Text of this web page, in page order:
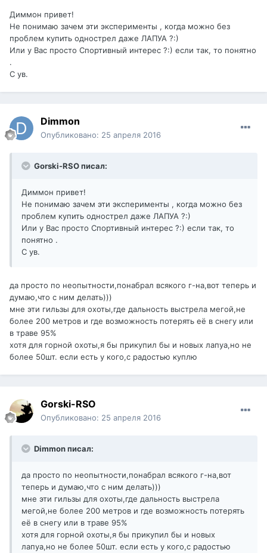
Диммон привет!
Не понимаю зачем эти эксперименты , когда можно без
проблем купить однострел даже ЛАПУА ?:)
Или у Вас просто Спортивный интерес ?:) если так, то понятно
.
С ув.
Dimmon
Опубликовано: 25 апреля 2016
Gorski-RSO писал:
Диммон привет!
Не понимаю зачем эти эксперименты , когда можно без
проблем купить однострел даже ЛАПУА ?:)
Или у Вас просто Спортивный интерес ?:) если так, то
понятно .
С ув.
да просто по неопытности,понабрал всякого г-на,вот теперь и
думаю,что с ним делать)))
мне эти гильзы для охоты,где дальность выстрела мегой,не
более 200 метров и где возможность потерять её в снегу или
в траве 95%
хотя для горной охоты,я бы прикупил бы и новых лапуа,но не
более 50шт. если есть у кого,с радостью куплю
Gorski-RSO
Опубликовано: 25 апреля 2016
Dimmon писал:
да просто по неопытности,понабрал всякого г-на,вот
теперь и думаю,что с ним делать)))
мне эти гильзы для охоты,где дальность выстрела
мегой,не более 200 метров и где возможность потерять
её в снегу или в траве 95%
хотя для горной охоты,я бы прикупил бы и новых
лапуа,но не более 50шт. если есть у кого,с радостью